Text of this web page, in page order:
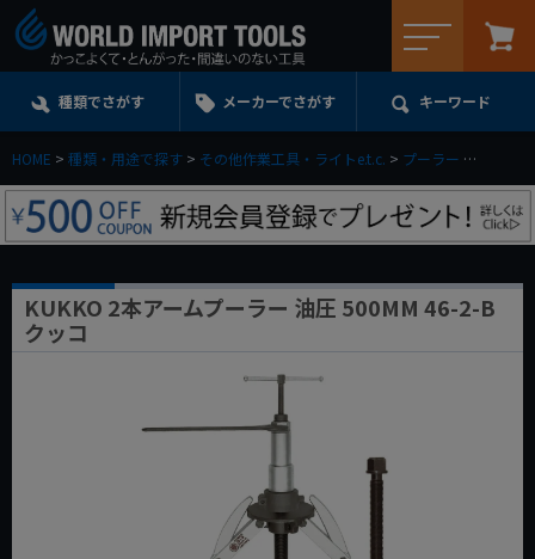
種類でさがす メーカーでさがす キーワード
HOME 種類・用途で探す その他作業工具・ライトe.t.c. プーラー
KUKKO 2本アームプーラー 油圧 500MM 46-2-B
クッコ